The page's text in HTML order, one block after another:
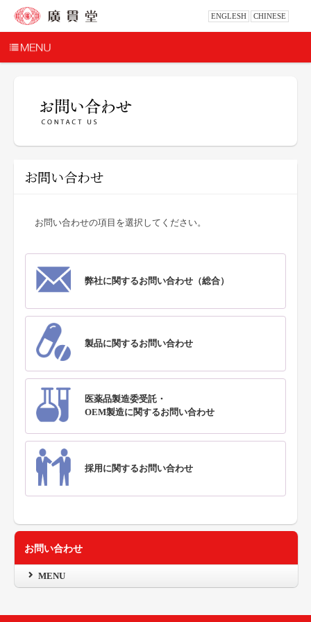
ENGLESH CHINESE
お問い合わせ
お問い合わせの項目を選択してください。
弊社に関するお問い合わせ（総合）
製品に関するお問い合わせ
医薬品製造委受託・
OEM製造に関するお問い合わせ
採用に関するお問い合わせ
お問い合わせ
MENU